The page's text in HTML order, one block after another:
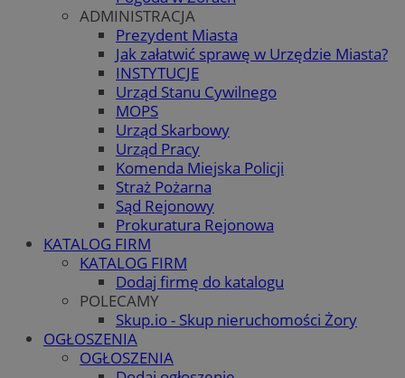
ADMINISTRACJA
Prezydent Miasta
Jak załatwić sprawę w Urzędzie Miasta?
INSTYTUCJE
Urząd Stanu Cywilnego
MOPS
Urząd Skarbowy
Urząd Pracy
Komenda Miejska Policji
Straż Pożarna
Sąd Rejonowy
Prokuratura Rejonowa
KATALOG FIRM
KATALOG FIRM
Dodaj firmę do katalogu
POLECAMY
Skup.io - Skup nieruchomości Żory
OGŁOSZENIA
OGŁOSZENIA